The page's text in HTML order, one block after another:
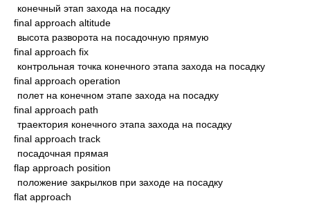
конечный этап захода на посадку
final approach altitude
высота разворота на посадочную прямую
final approach fix
контрольная точка конечного этапа захода на посадку
final approach operation
полет на конечном этапе захода на посадку
final approach path
траектория конечного этапа захода на посадку
final approach track
посадочная прямая
flap approach position
положение закрылков при заходе на посадку
flat approach